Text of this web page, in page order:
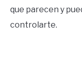
que parecen y
controlarte.